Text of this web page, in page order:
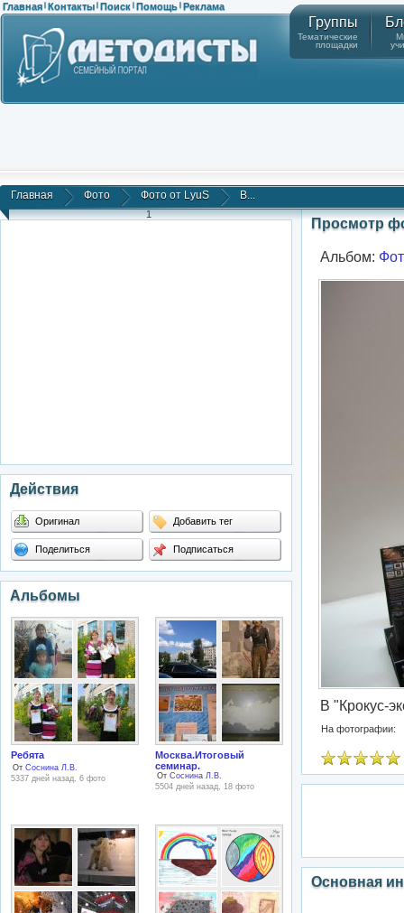
Главная | Контакты | Поиск | Помощь | Реклама
Группы
Тематические
площадки
Главная Фото Фото от LyuS В...
1
Действия
Оригинал Добавить тег
Поделиться Подписаться
Альбомы
Ребята
От Соснина Л.В.
5337 дней назад, 6 фото
Москва.Итоговый
семинар.
От Соснина Л.В.
5504 дней назад, 18 фото
Просмотр
Альбом:
В "Крокус-
На фотографии:
Основная